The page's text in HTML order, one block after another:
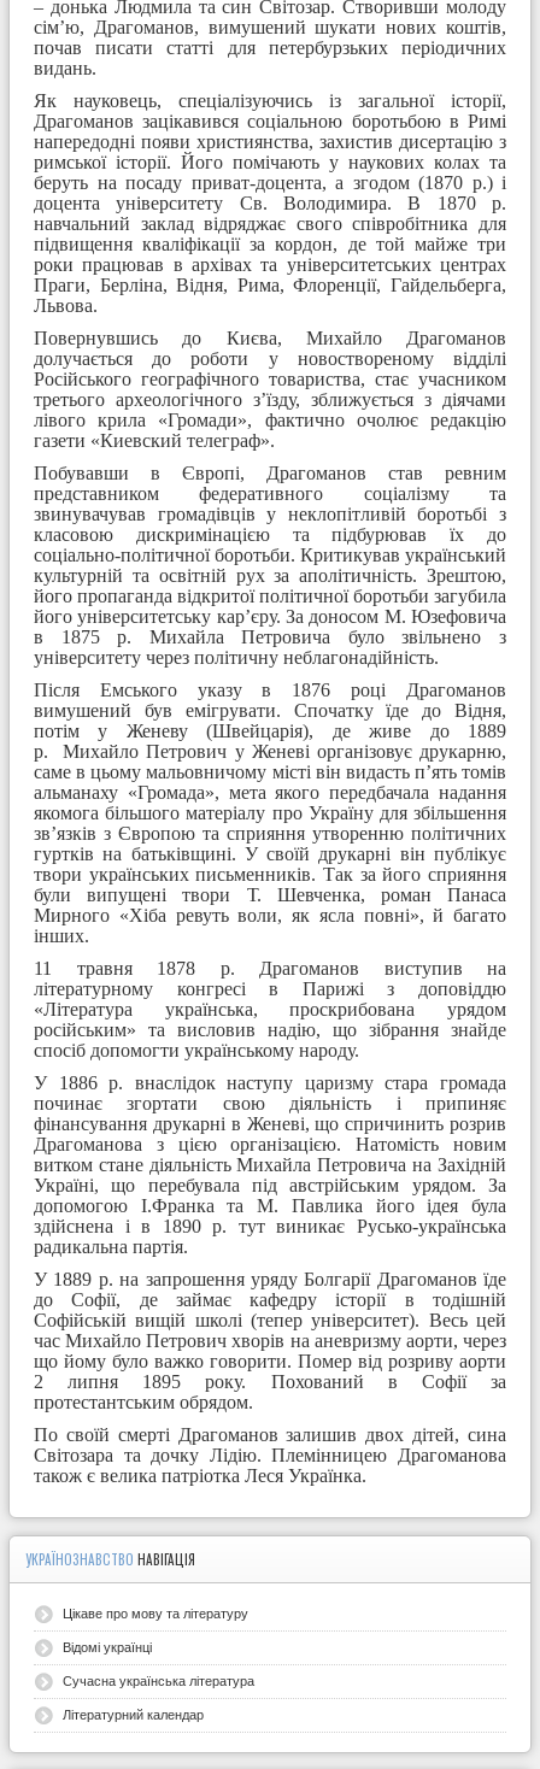
– донька Людмила та син Світозар. Створивши молоду
сім’ю, Драгоманов, вимушений шукати нових коштів,
почав писати статті для петербурзьких періодичних
видань.
Як науковець, спеціалізуючись із загальної історії,
Драгоманов зацікавився соціальною боротьбою в Римі
напередодні появи християнства, захистив дисертацію з
римської історії. Його помічають у наукових колах та
беруть на посаду приват-доцента, а згодом (1870 р.) і
доцента університету Св. Володимира. В 1870 р.
навчальний заклад відряджає свого співробітника для
підвищення кваліфікації за кордон, де той майже три
роки працював в архівах та університетських центрах
Праги, Берліна, Відня, Рима, Флоренції, Гайдельберга,
Львова.
Повернувшись до Києва, Михайло Драгоманов
долучається до роботи у новоствореному відділі
Російського географічного товариства, стає учасником
третього археологічного з’їзду, зближується з діячами
лівого крила «Громади», фактично очолює редакцію
газети «Киевский телеграф».
Побувавши в Європі, Драгоманов став ревним
представником федеративного соціалізму та
звинувачував громадівців у неклопітливій боротьбі з
класовою дискримінацією та підбурював їх до
соціально-політичної боротьби. Критикував український
культурній та освітній рух за аполітичність. Зрештою,
його пропаганда відкритої політичної боротьби загубила
його університетську кар’єру. За доносом М. Юзефовича
в 1875 р. Михайла Петровича було звільнено з
університету через політичну неблагонадійність.
Після Емського указу в 1876 році Драгоманов
вимушений був емігрувати. Спочатку їде до Відня,
потім у Женеву (Швейцарія), де живе до 1889
р. Михайло Петрович у Женеві організовує друкарню,
саме в цьому мальовничому місті він видасть п’ять томів
альманаху «Громада», мета якого передбачала надання
якомога більшого матеріалу про Україну для збільшення
зв’язків з Європою та сприяння утворенню політичних
гуртків на батьківщині. У своїй друкарні він публікує
твори українських письменників. Так за його сприяння
були випущені твори Т. Шевченка, роман Панаса
Мирного «Хіба ревуть воли, як ясла повні», й багато
інших.
11 травня 1878 р. Драгоманов виступив на
літературному конгресі в Парижі з доповіддю
«Література українська, проскрибована урядом
російським» та висловив надію, що зібрання знайде
спосіб допомогти українському народу.
У 1886 р. внаслідок наступу царизму стара громада
починає згортати свою діяльність і припиняє
фінансування друкарні в Женеві, що спричинить розрив
Драгоманова з цією організацією. Натомість новим
витком стане діяльність Михайла Петровича на Західній
Україні, що перебувала під австрійським урядом. За
допомогою І.Франка та М. Павлика його ідея була
здійснена і в 1890 р. тут виникає Русько-українська
радикальна партія.
У 1889 р. на запрошення уряду Болгарії Драгоманов їде
до Софії, де займає кафедру історії в тодішній
Софійській вищій школі (тепер університет). Весь цей
час Михайло Петрович хворів на аневризму аорти, через
що йому було важко говорити. Помер від розриву аорти
2 липня 1895 року. Похований в Софії за
протестантським обрядом.
По своїй смерті Драгоманов залишив двох дітей, сина
Світозара та дочку Лідію. Племінницею Драгоманова
також є велика патріотка Леся Українка.
УКРАЇНОЗНАВСТВО НАВІГАЦІЯ
Цікаве про мову та літературу
Відомі українці
Сучасна українська література
Літературний календар